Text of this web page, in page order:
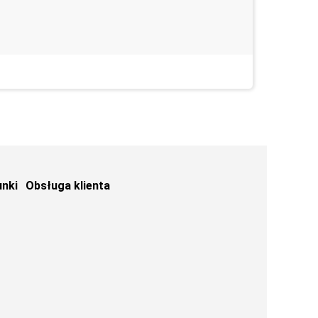
Obsługa klienta